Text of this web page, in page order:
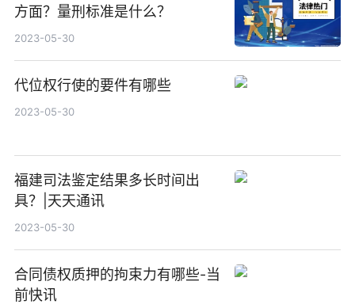
方面？量刑标准是什么？
2023-05-30
代位权行使的要件有哪些
2023-05-30
福建司法鉴定结果多长时间出
具？|天天通讯
2023-05-30
合同债权质押的拘束力有哪些-当
前快讯